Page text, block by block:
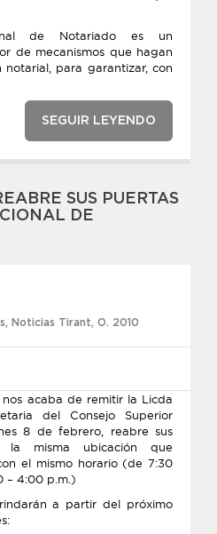
de Notariado es un
de mecanismos que hagan
notarial, para garantizar, con
SEGUIR LEYENDO
SUS PUERTAS
DE
, Noticias Tirant, O. 2010
acaba de remitir la Licda
del Consejo Superior
8 de febrero, reabre sus
misma ubicación que
el mismo horario (de 7:30
– 4:00 p.m.)
a partir del próximo